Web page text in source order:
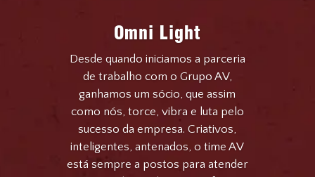
Omni Light
Desde quando iniciamos a parceria
de trabalho com o Grupo AV,
ganhamos um sócio, que assim
como nós, torce, vibra e luta pelo
sucesso da empresa. Criativos,
inteligentes, antenados, o time AV
está sempre a postos para atender